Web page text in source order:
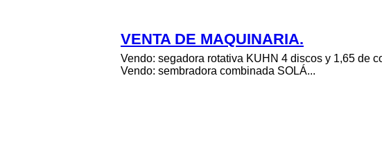
VENTA DE MAQUINARIA.
Vendo: segadora rotativa KUHN 4 discos y 1,65 de
Vendo: sembradora combinada SOLÁ...